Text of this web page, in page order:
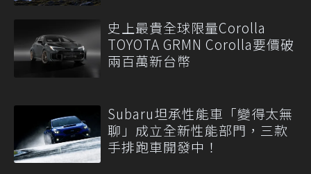
史上最貴全球限量Corolla
TOYOTA GRMN Corolla要價破
兩百萬新台幣
Subaru坦承性能車「變得太無
聊」成立全新性能部門，三款
手排跑車開發中！